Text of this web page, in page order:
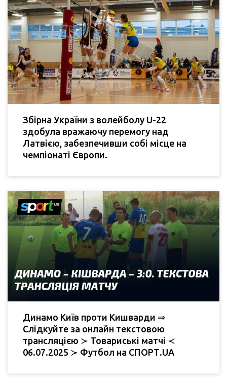
Збірна України з волейболу U-22
здобула вражаючу перемогу над
Латвією, забезпечивши собі місце на
чемпіонаті Європи.
Динамо Київ проти Кишварди ⇒
Слідкуйте за онлайн текстовою
трансляцією ≻ Товариські матчі ≺
06.07.2025 ≻ Футбол на СПОРТ.UA